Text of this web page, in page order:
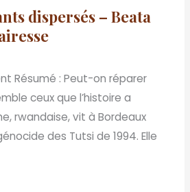
dispersés – Beata
Résumé : Peut-on réparer
ceux que l’histoire a
rwandaise, vit à Bordeaux
des Tutsi de 1994. Elle